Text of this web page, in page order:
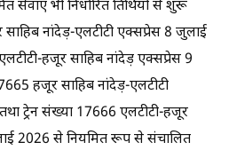
सेवाएं भी निर्धारित तिथियों से शुरू
नांदेड़-एलटीटी एक्सप्रेस 8 जुलाई
हजूर साहिब नांदेड़ एक्सप्रेस 9
हजूर साहिब नांदेड़-एलटीटी
ट्रेन संख्या 17666 एलटीटी-हजूर
2026 से नियमित रूप से संचालित